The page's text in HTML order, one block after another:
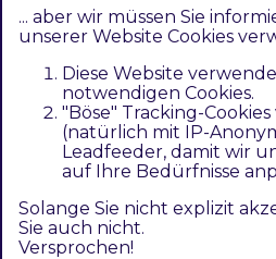
PageDesigner
2.0.1
Quality Improvements
Provide version info
Update module
Update Acls (TDMET-694)
... aber wir müssen Sie
unserer Website Cookies
Diese Website
notwendigen Cookies.
"Böse" Tracking-
(natürlich mit IP-
Leadfeeder, damit wir
auf Ihre Bedürfnisse
Solange Sie nicht explizit
Sie auch nicht.
Versprochen!